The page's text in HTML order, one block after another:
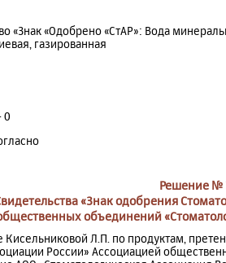
«Знак «Одобрено «СтАР»: Вода
газированная
0
Решение №
«Знак одобрения
объединений
Кисельниковой Л.П. по продуктам,
России» Ассоциацией